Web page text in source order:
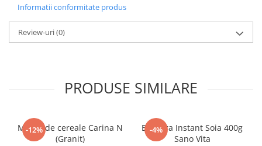
Informatii conformitate produs
Review-uri(0)
PRODUSE SIMILARE
-12%
Moara de cereale Carina N
(Granit)
-4%
Bautura Instant Soia 400g
Sano Vita